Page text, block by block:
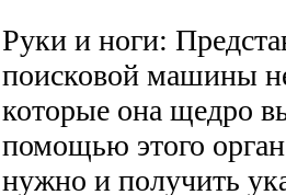
Руки и ноги:
поисковой машины
которые она щедро
помощью этого
нужно и получить